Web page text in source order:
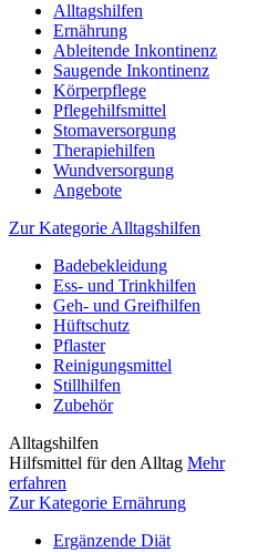
Alltagshilfen
Ernährung
Ableitende Inkontinenz
Saugende Inkontinenz
Körperpflege
Pflegehilfsmittel
Stomaversorgung
Therapiehilfen
Wundversorgung
Angebote
Zur Kategorie Alltagshilfen
Badebekleidung
Ess- und Trinkhilfen
Geh- und Greifhilfen
Hüftschutz
Pflaster
Reinigungsmittel
Stillhilfen
Zubehör
Alltagshilfen
Hilfsmittel für den Alltag Mehr
erfahren
Zur Kategorie Ernährung
Ergänzende Diät